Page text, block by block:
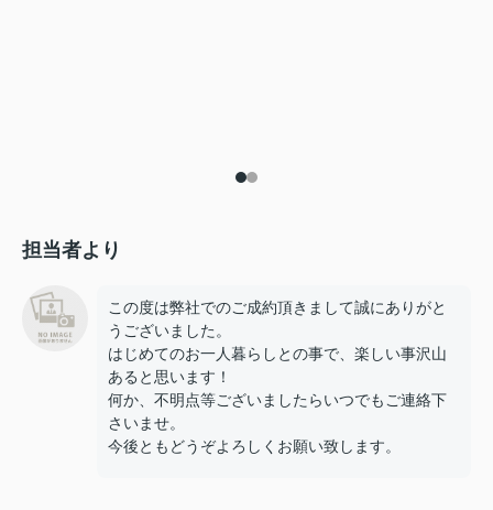
担当者より
この度は弊社でのご成約頂きまして誠にありがと
うございました。
はじめてのお一人暮らしとの事で、楽しい事沢山
あると思います！
何か、不明点等ございましたらいつでもご連絡下
さいませ。
今後ともどうぞよろしくお願い致します。